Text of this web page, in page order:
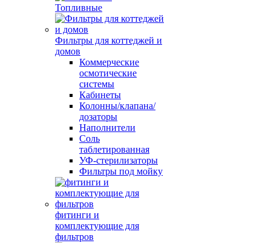
Топливные
Фильтры для коттеджей и
домов
Коммерческие
осмотические
системы
Кабинеты
Колонны/клапана/
дозаторы
Наполнители
Соль
таблетированная
УФ-стерилизаторы
Фильтры под мойку
фитинги и
комплектующие для
фильтров